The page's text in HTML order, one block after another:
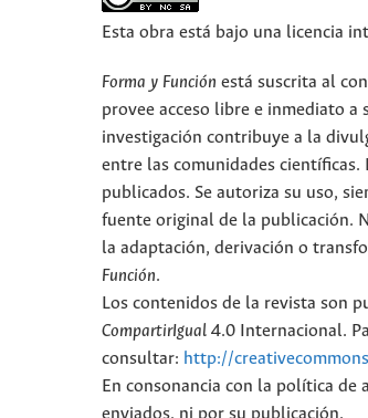
Esta obra está bajo una licencia
Forma y Función está suscrita al
provee acceso libre e inmediato
investigación contribuye a la
entre las comunidades
publicados. Se autoriza su uso,
fuente original de la publicación.
la adaptación, derivación o
Función.
Los contenidos de la revista son
CompartirIgual 4.0 Internacional.
consultar: http://
En consonancia con la política de